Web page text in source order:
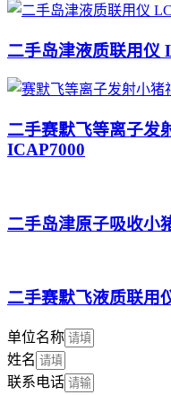
二手岛津液质联用仪
二手赛默飞等离子发
ICAP7000
二手岛津原子吸收小
二手赛默飞液质联用
单位名称
姓名
联系电话